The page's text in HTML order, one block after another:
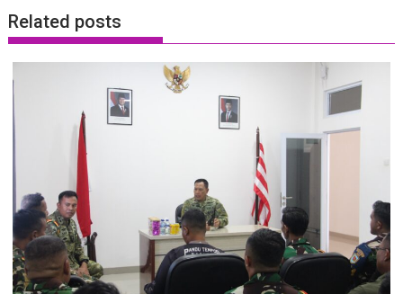
Related posts